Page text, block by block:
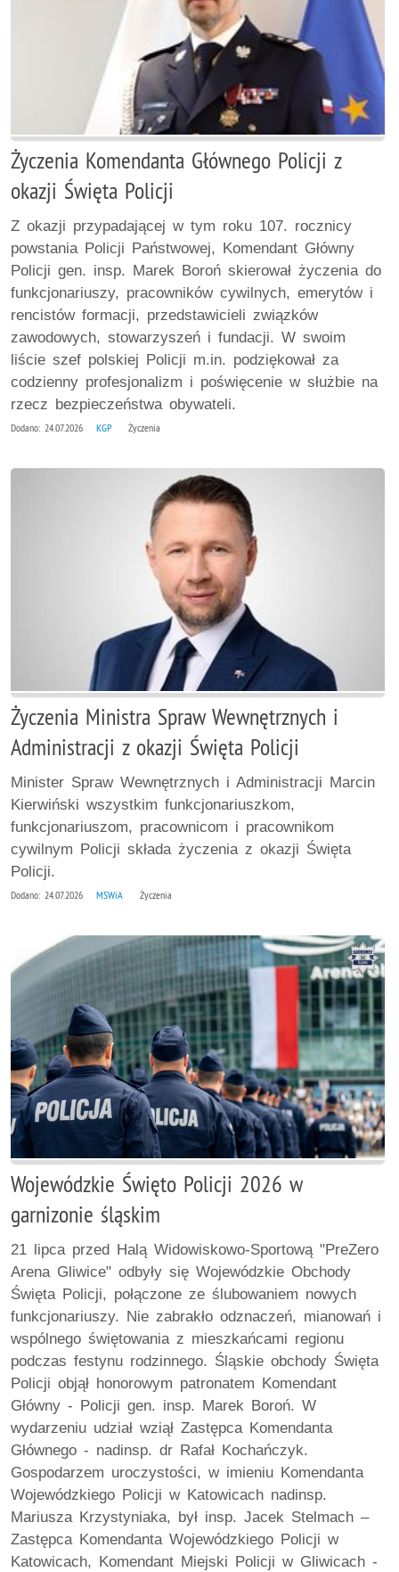
Życzenia Komendanta Głównego Policji z
okazji Święta Policji
Z okazji przypadającej w tym roku 107. rocznicy
powstania Policji Państwowej, Komendant Główny
Policji gen. insp. Marek Boroń skierował życzenia do
funkcjonariuszy, pracowników cywilnych, emerytów i
rencistów formacji, przedstawicieli związków
zawodowych, stowarzyszeń i fundacji. W swoim
liście szef polskiej Policji m.in. podziękował za
codzienny profesjonalizm i poświęcenie w służbie na
rzecz bezpieczeństwa obywateli.
Dodano: 24.07.2026 KGPŻyczenia
Życzenia Ministra Spraw Wewnętrznych i
Administracji z okazji Święta Policji
Minister Spraw Wewnętrznych i Administracji Marcin
Kierwiński wszystkim funkcjonariuszkom,
funkcjonariuszom, pracownicom i pracownikom
cywilnym Policji składa życzenia z okazji Święta
Policji.
Dodano: 24.07.2026 MSWiAŻyczenia
Wojewódzkie Święto Policji 2026 w
garnizonie śląskim
21 lipca przed Halą Widowiskowo-Sportową "PreZero
Arena Gliwice" odbyły się Wojewódzkie Obchody
Święta Policji, połączone ze ślubowaniem nowych
funkcjonariuszy. Nie zabrakło odznaczeń, mianowań i
wspólnego świętowania z mieszkańcami regionu
podczas festynu rodzinnego. Śląskie obchody Święta
Policji objął honorowym patronatem Komendant
Główny - Policji gen. insp. Marek Boroń. W
wydarzeniu udział wziął Zastępca Komendanta
Głównego - nadinsp. dr Rafał Kochańczyk.
Gospodarzem uroczystości, w imieniu Komendanta
Wojewódzkiego Policji w Katowicach nadinsp.
Mariusza Krzystyniaka, był insp. Jacek Stelmach –
Zastępca Komendanta Wojewódzkiego Policji w
Katowicach, Komendant Miejski Policji w Gliwicach -